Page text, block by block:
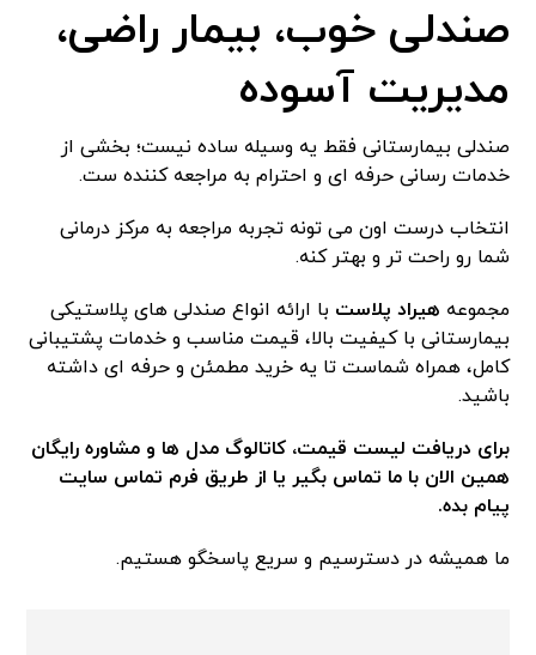
صندلی خوب، بیمار راضی،
مدیریت آسوده
صندلی بیمارستانی فقط یه وسیله ساده نیست؛ بخشی از
خدمات رسانی حرفه ای و احترام به مراجعه کننده ست.
انتخاب درست اون می تونه تجربه مراجعه به مرکز درمانی
شما رو راحت تر و بهتر کنه.
مجموعه هیراد پلاست با ارائه انواع صندلی های پلاستیکی
بیمارستانی با کیفیت بالا، قیمت مناسب و خدمات پشتیبانی
کامل، همراه شماست تا یه خرید مطمئن و حرفه ای داشته
باشید.
برای دریافت لیست قیمت، کاتالوگ مدل ها و مشاوره رایگان
همین الان با ما تماس بگیر یا از طریق فرم تماس سایت
پیام بده.
ما همیشه در دسترسیم و سریع پاسخگو هستیم.